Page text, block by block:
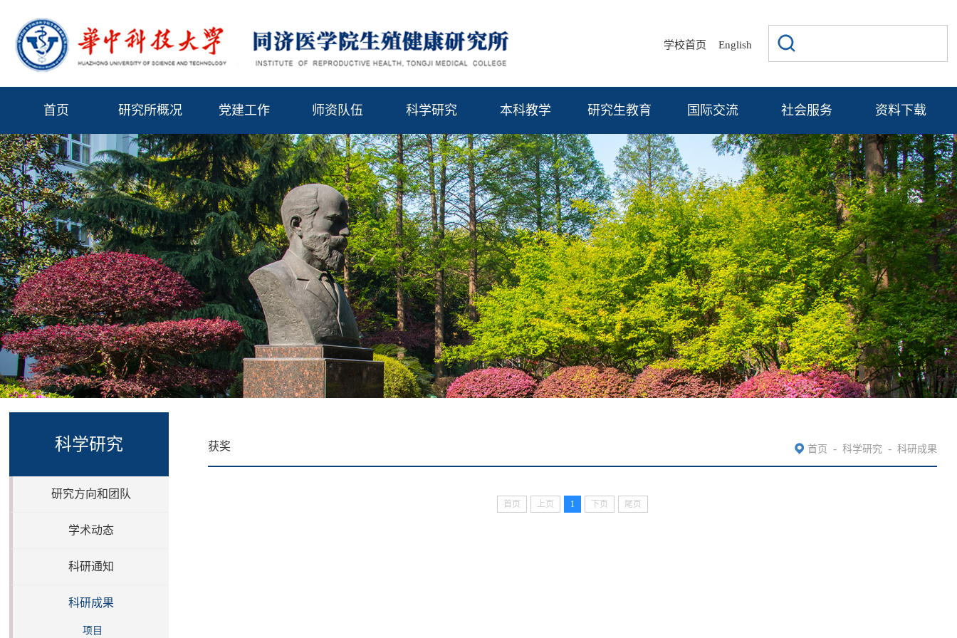
学校首页 English
首页 研究所概况 党建工作 师资队伍 科学研究 本科教学 研究生教育 国际交流 社会服务 资料下载
科学研究
研究方向和团队
学术动态
科研通知
科研成果
项目
获奖 首页 - 科学研究 - 科研成果
首页 上页 1 下页 尾页